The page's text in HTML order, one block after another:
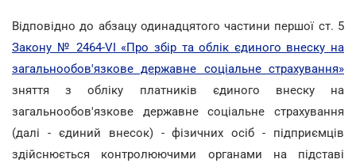
Відповідно до абзацу одинадцятого частини першої ст. 5
Закону № 2464-VI «Про збір та облік єдиного внеску на
загальнообов'язкове державне соціальне страхування»
зняття з обліку платників єдиного внеску на
загальнообов'язкове державне соціальне страхування
(далі - єдиний внесок) - фізичних осіб - підприємців
здійснюється контролюючими органами на підставі